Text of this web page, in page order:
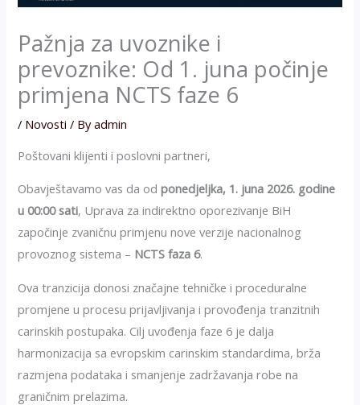
Pažnja za uvoznike i
prevoznike: Od 1. juna počinje
primjena NCTS faze 6
/ Novosti / Byadmin
Poštovani klijenti i poslovni partneri,
Obavještavamo vas da odponedjeljka, 1. juna 2026. godine
u 00:00 sati, Uprava za indirektno oporezivanje BiH
započinje zvaničnu primjenu nove verzije nacionalnog
provoznog sistema – NCTS faza 6.
Ova tranzicija donosi značajne tehničke i proceduralne
promjene u procesu prijavljivanja i provođenja tranzitnih
carinskih postupaka. Cilj uvođenja faze 6 je dalja
harmonizacija sa evropskim carinskim standardima, brža
razmjena podataka i smanjenje zadržavanja robe na
graničnim prelazima.